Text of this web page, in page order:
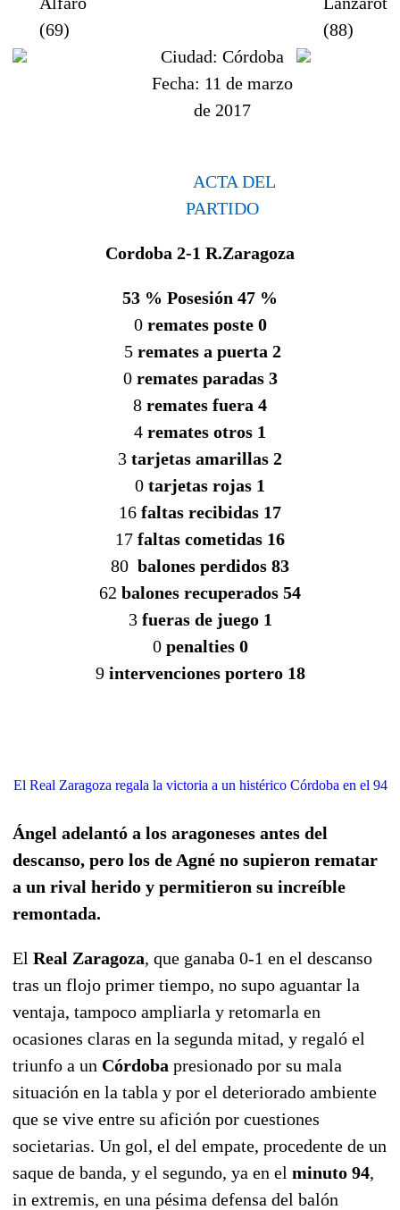
(69)
Ciudad: Córdoba
Fecha: 11 de marzo
de 2017
ACTA DEL
PARTIDO
(88)
Cordoba 2-1 R.Zaragoza
53 % Posesión 47 %
0 remates poste 0
5 remates a puerta 2
0 remates paradas 3
8 remates fuera 4
4 remates otros 1
3 tarjetas amarillas 2
0 tarjetas rojas 1
16 faltas recibidas 17
17 faltas cometidas 16
80 balones perdidos 83
62 balones recuperados 54
3 fueras de juego 1
0 penalties 0
9 intervenciones portero 18
El Real Zaragoza regala la victoria a un histérico Córdoba en el 94
Ángel adelantó a los aragoneses antes del
descanso, pero los de Agné no supieron rematar
a un rival herido y permitieron su increíble
remontada.
El Real Zaragoza, que ganaba 0-1 en el descanso
tras un flojo primer tiempo, no supo aguantar la
ventaja, tampoco ampliarla y retomarla en
ocasiones claras en la segunda mitad, y regaló el
triunfo a un Córdoba presionado por su mala
situación en la tabla y por el deteriorado ambiente
que se vive entre su afición por cuestiones
societarias. Un gol, el del empate, procedente de un
saque de banda, y el segundo, ya en el minuto 94,
in extremis, en una pésima defensa del balón